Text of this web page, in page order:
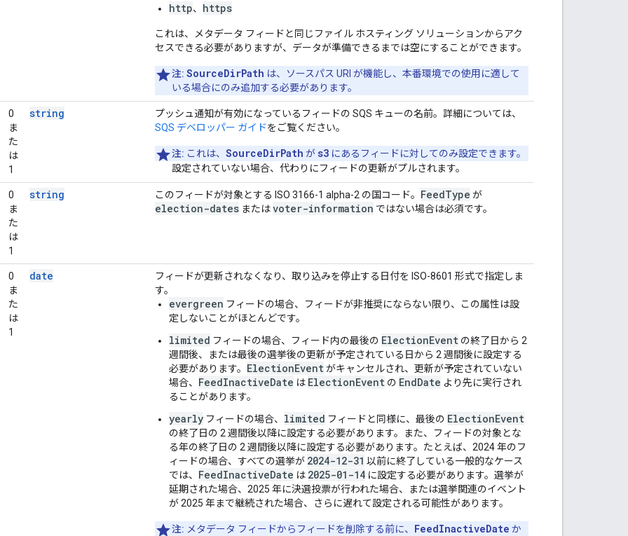
http、 https
これは、メタデータ フィードと同じファイル ホスティング ソリューションからアク
セスできる必要がありますが、データが準備できるまでは空にすることができます。
注: SourceDirPath は、ソースパス URI が機能し、本番環境での使用に適して
いる場合にのみ追加する必要があります。
0
ま
た
は
1
string
プッシュ通知が有効になっているフィードの SQS キューの名前。詳細については、
SQS デベロッパー ガイドをご覧ください。
注: これは、 SourceDirPath が s3 にあるフィードに対してのみ設定できます。
設定されていない場合、代わりにフィードの更新がプルされます。
0
ま
た
は
1
string このフィードが対象とする ISO 3166-1 alpha-2 の国コード。 FeedType が
election-dates またはvoter-information ではない場合は必須です。
0
ま
た
は
1
date
フィードが更新されなくなり、取り込みを停止する日付を ISO-8601 形式で指定しま
す。
evergreen フィードの場合、フィードが非推奨にならない限り、この属性は設
定しないことがほとんどです。
limited フィードの場合、フィード内の最後の ElectionEvent の終了日から 2
週間後、または最後の選挙後の更新が予定されている日から 2 週間後に設定する
必要があります。 ElectionEventがキャンセルされ、更新が予定されていない
場合、 FeedInactiveDate は ElectionEvent の EndDate より先に実行され
ることがあります。
yearly フィードの場合、 limited フィードと同様に、最後の ElectionEvent
の終了日の 2 週間後以降に設定する必要があります。また、フィードの対象とな
る年の終了日の 2 週間後以降に設定する必要があります。たとえば、2024 年のフ
ィードの場合、すべての選挙が 2024-12-31 以前に終了している一般的なケース
では、 FeedInactiveDate は 2025-01-14 に設定する必要があります。選挙が
延期された場合、2025 年に決選投票が行われた場合、または選挙関連のイベント
が 2025 年まで継続された場合、さらに遅れて設定される可能性があります。
注: メタデータ フィードからフィードを削除する前に、 FeedInactiveDate か